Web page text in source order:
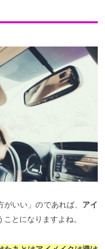
がいい」のであれば、 アイ
ことになりますよね。